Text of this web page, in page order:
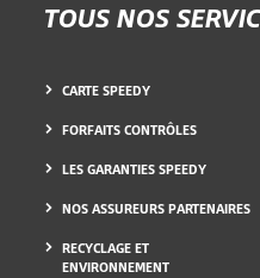
TOUS NOS
CARTE SPEEDY
FORFAITS CONTRÔLES
LES GARANTIES SPEEDY
NOS ASSUREURS PARTENAIRES
RECYCLAGE ET
ENVIRONNEMENT